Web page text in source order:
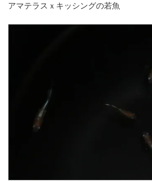
アマテラスｘキッシングの若魚